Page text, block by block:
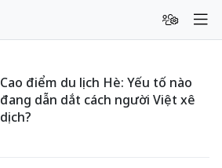
Cao điểm du lịch Hè: Yếu tố nào
đang dẫn dắt cách người Việt xê
dịch?